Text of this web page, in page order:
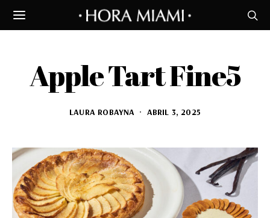
Apple Tart Fine5
LAURA ROBAYNA ABRIL 3, 2025